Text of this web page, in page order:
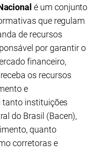
é um conjunto
que regulam
de recursos
por garantir o
financeiro,
os recursos
e
tanto instituições
do Brasil (Bacen),
quanto
corretoras e